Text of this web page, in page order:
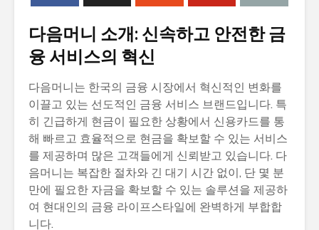
다음머니 소개: 신속하고 안전한 금
융 서비스의 혁신
다음머니는 한국의 금융 시장에서 혁신적인 변화를
이끌고 있는 선도적인 금융 서비스 브랜드입니다. 특
히 긴급하게 현금이 필요한 상황에서 신용카드를 통
해 빠르고 효율적으로 현금을 확보할 수 있는 서비스
를 제공하며 많은 고객들에게 신뢰받고 있습니다. 다
음머니는 복잡한 절차와 긴 대기 시간 없이, 단 몇 분
만에 필요한 자금을 확보할 수 있는 솔루션을 제공하
여 현대인의 금융 라이프스타일에 완벽하게 부합합
니다.